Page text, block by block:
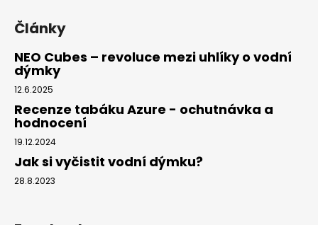
Články
NEO Cubes – revoluce mezi uhlíky o vodní
dýmky
12.6.2025
Recenze tabáku Azure - ochutnávka a
hodnocení
19.12.2024
Jak si vyčistit vodní dýmku?
28.8.2023